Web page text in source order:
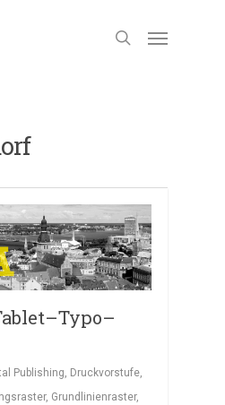
Publishing, Druckvorstufe,
, Grundlinienraster,